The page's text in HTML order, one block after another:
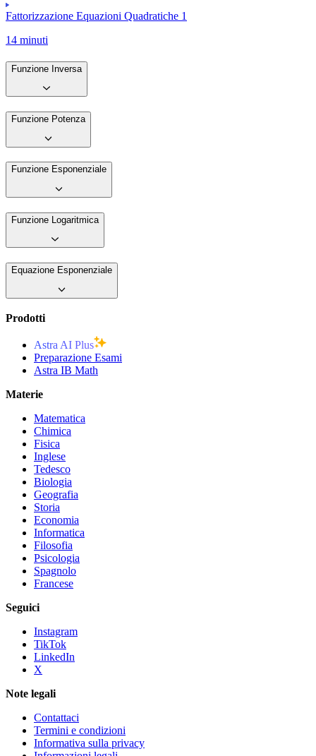
Fattorizzazione Equazioni Quadratiche 1
14 minuti
Funzione Inversa
Funzione Potenza
Funzione Esponenziale
Funzione Logaritmica
Equazione Esponenziale
Prodotti
Astra AI Plus
Preparazione Esami
Astra IB Math
Materie
Matematica
Chimica
Fisica
Inglese
Tedesco
Biologia
Geografia
Storia
Economia
Informatica
Filosofia
Psicologia
Spagnolo
Francese
Seguici
Instagram
TikTok
LinkedIn
X
Note legali
Contattaci
Termini e condizioni
Informativa sulla privacy